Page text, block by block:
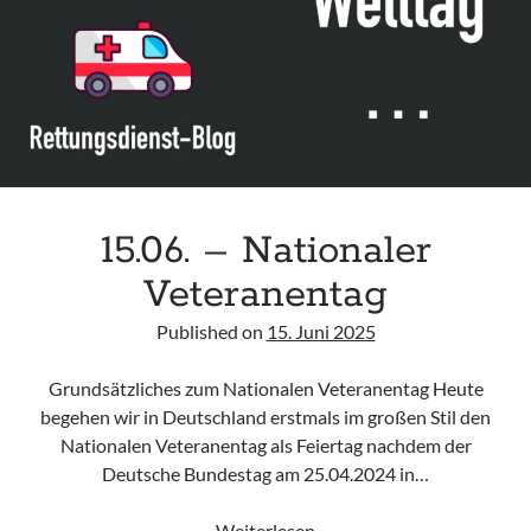
Leitlinie „Bauchschmerz bei Kindern und Jugendlichen – Bildgebende
Diagnostik“ der GPR
Leitlinie „Erbrechen im Kindes- und Jugendalter – Bildgebende
Diagnostik“ der GPR
Leitlinie „Kopfschmerzen bei Kindern und Jugendlichen – Bildgebende
Diagnostik“ der GPR
15.06. – Nationaler
Veteranentag
Published on 15. Juni 2025
Grundsätzliches zum Nationalen Veteranentag Heute
begehen wir in Deutschland erstmals im großen Stil den
Nationalen Veteranentag als Feiertag nachdem der
Deutsche Bundestag am 25.04.2024 in…